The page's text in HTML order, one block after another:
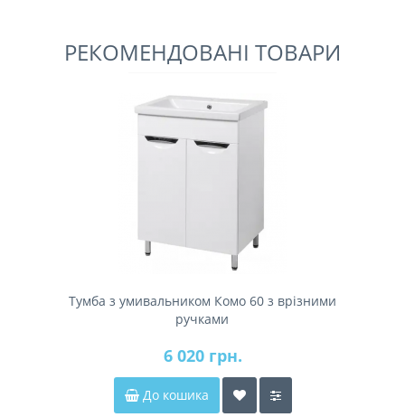
РЕКОМЕНДОВАНІ ТОВАРИ
Тумба з умивальником Комо 60 з врізними
ручками
6 020 грн.
До кошика